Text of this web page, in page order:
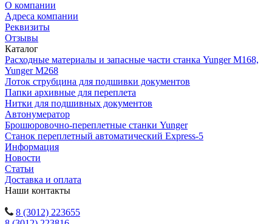
О компании
Адреса компании
Реквизиты
Отзывы
Каталог
Расходные материалы и запасные части станка Yunger M168,
Yunger M268
Лоток струбцина для подшивки документов
Папки архивные для переплета
Нитки для подшивных документов
Автонумератор
Брошюровочно-переплетные станки Yunger
Станок переплетный автоматический Express-5
Информация
Новости
Статьи
Доставка и оплата
Наши контакты
8 (3012) 223655